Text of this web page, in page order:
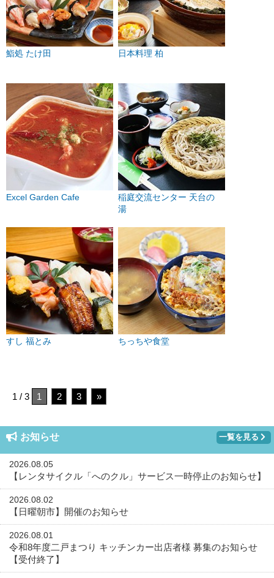
鮨処 たけ田 日本料理 柏
Excel Garden Cafe
稲庭交流センター 天台の
湯
すし 福とみ ちっちや食堂
1 / 3 1 2 3 »
お知らせ 一覧を見る
2026.08.05
【レンタサイクル「へのクル」サービス一時停止のお知らせ】
2026.08.02
【日曜朝市】開催のお知らせ
2026.08.01
令和8年度二戸まつり キッチンカー出店者様 募集のお知らせ
【受付終了】